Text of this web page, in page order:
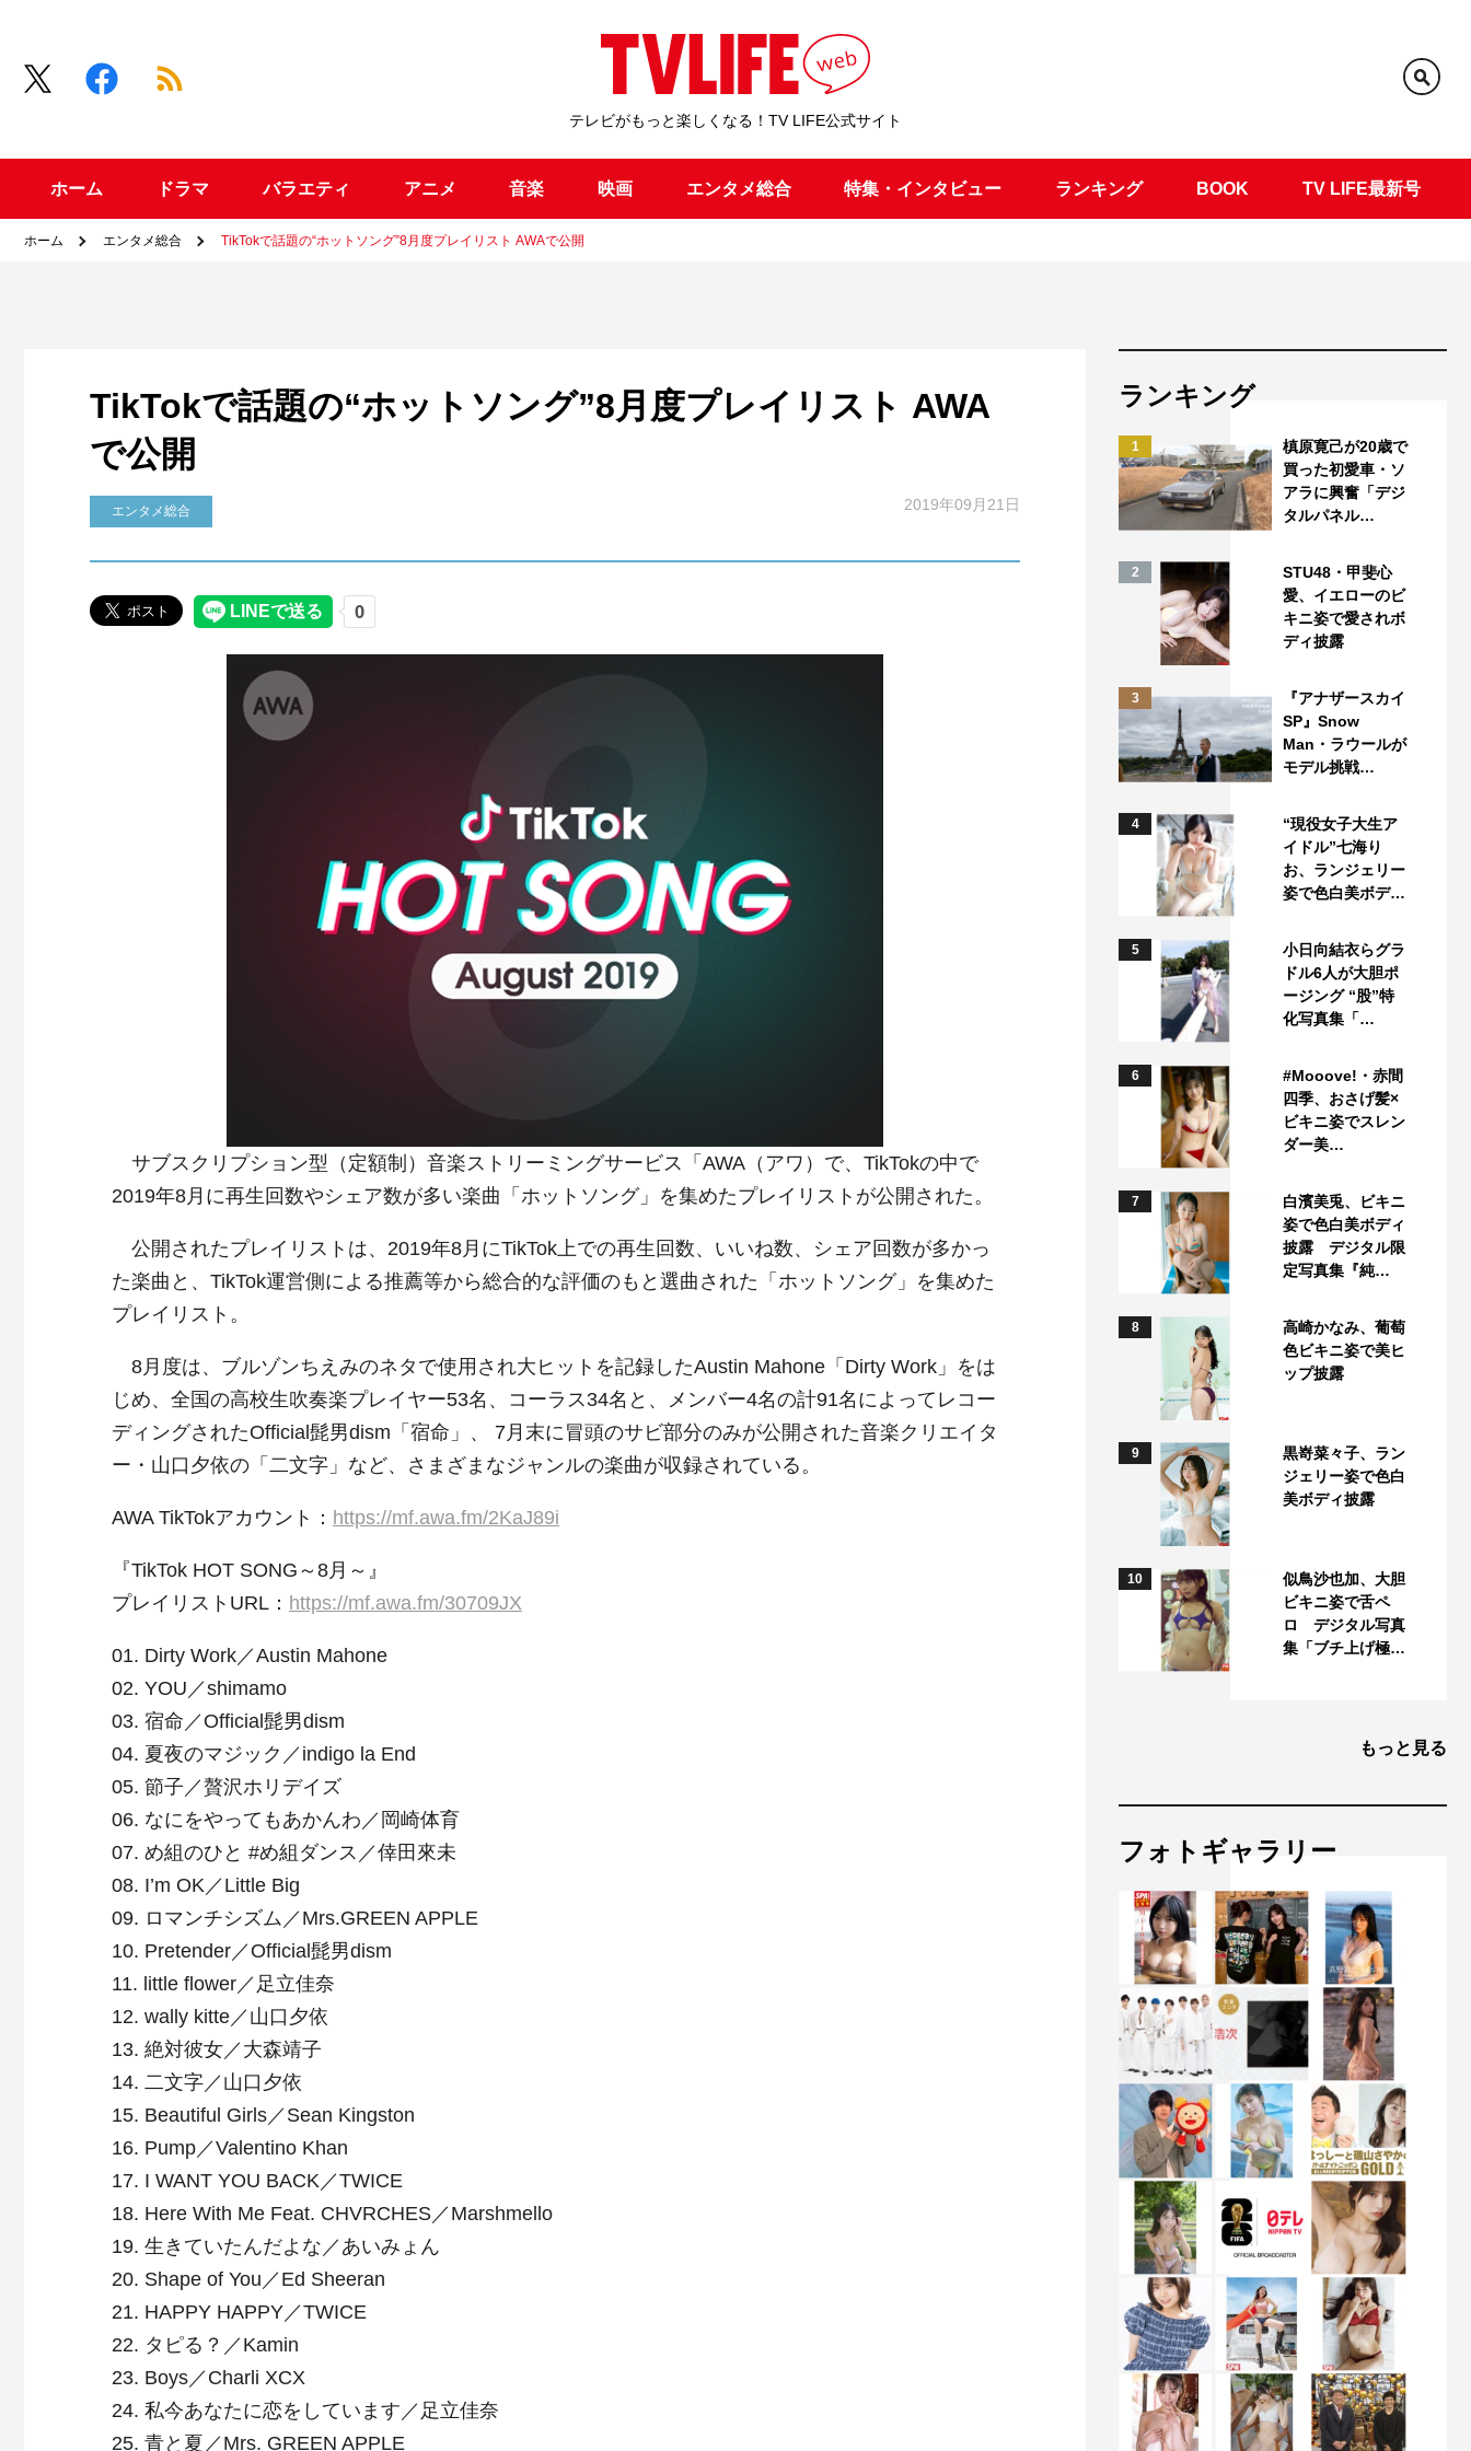
テレビがもっと楽しくなる！TV LIFE公式サイト
ホーム ドラマ バラエティ アニメ 音楽 映画 エンタメ総合 特集・インタビュー ランキング BOOK TV LIFE最新号
ホーム エンタメ総合 TikTokで話題の“ホットソング”8月度プレイリスト AWAで公開
TikTokで話題の“ホットソング”8月度プレイリスト AWA
で公開
エンタメ総合 2019年09月21日
サブスクリプション型（定額制）音楽ストリーミングサービス「AWA（アワ）で、TikTokの中で
2019年8月に再生回数やシェア数が多い楽曲「ホットソング」を集めたプレイリストが公開された。
公開されたプレイリストは、2019年8月にTikTok上での再生回数、いいね数、シェア回数が多かっ
た楽曲と、TikTok運営側による推薦等から総合的な評価のもと選曲された「ホットソング」を集めた
プレイリスト。
8月度は、ブルゾンちえみのネタで使用され大ヒットを記録したAustin Mahone「Dirty Work」をは
じめ、全国の高校生吹奏楽プレイヤー53名、コーラス34名と、メンバー4名の計91名によってレコー
ディングされたOfficial髭男dism「宿命」、 7月末に冒頭のサビ部分のみが公開された音楽クリエイタ
ー・山口夕依の「二文字」など、さまざまなジャンルの楽曲が収録されている。
AWA TikTokアカウント： https://mf.awa.fm/2KaJ89i
『TikTok HOT SONG～8月～』
プレイリストURL： https://mf.awa.fm/30709JX
01. Dirty Work／Austin Mahone
02. YOU／shimamo
03. 宿命／Official髭男dism
04. 夏夜のマジック／indigo la End
05. 節子／贅沢ホリデイズ
06. なにをやってもあかんわ／岡崎体育
07. め組のひと #め組ダンス／倖田來未
08. I’m OK／Little Big
09. ロマンチシズム／Mrs.GREEN APPLE
10. Pretender／Official髭男dism
11. little flower／足立佳奈
12. wally kitte／山口夕依
13. 絶対彼女／大森靖子
14. 二文字／山口夕依
15. Beautiful Girls／Sean Kingston
16. Pump／Valentino Khan
17. I WANT YOU BACK／TWICE
18. Here With Me Feat. CHVRCHES／Marshmello
19. 生きていたんだよな／あいみょん
20. Shape of You／Ed Sheeran
21. HAPPY HAPPY／TWICE
22. タピる？／Kamin
23. Boys／Charli XCX
24. 私今あなたに恋をしています／足立佳奈
25. 青と夏／Mrs. GREEN APPLE
ランキング
1
槙原寛己が20歳で
買った初愛車・ソ
アラに興奮「デジ
タルパネル…
2
STU48・甲斐心
愛、イエローのビ
キニ姿で愛されボ
ディ披露
3
『アナザースカイ
SP』Snow
Man・ラウールが
モデル挑戦…
4
“現役女子大生ア
イドル”七海り
お、ランジェリー
姿で色白美ボデ…
5
小日向結衣らグラ
ドル6人が大胆ポ
ージング “股”特
化写真集「…
6
#Mooove!・赤間
四季、おさげ髪×
ビキニ姿でスレン
ダー美…
7
白濱美兎、ビキニ
姿で色白美ボディ
披露 デジタル限
定写真集『純…
8
高崎かなみ、葡萄
色ビキニ姿で美ヒ
ップ披露
9
黒嵜菜々子、ラン
ジェリー姿で色白
美ボディ披露
10
似鳥沙也加、大胆
ビキニ姿で舌ペ
ロ デジタル写真
集「ブチ上げ極…
もっと見る
フォトギャラリー